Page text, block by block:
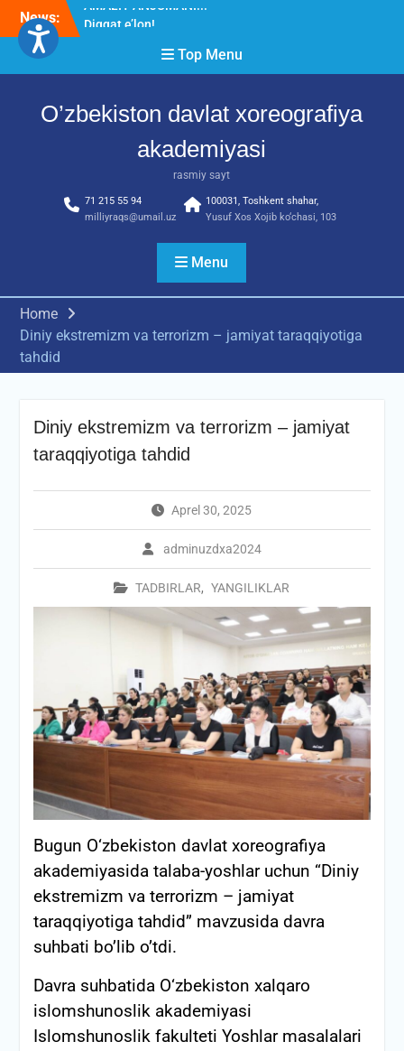
Skip
content
News:
Diqqat e’lon!
2026” tadbiri bo‘lib o‘tdi
RESPUBLIKA ILMIY-
Top Menu
O’zbekiston davlat xoreografiya
akademiyasi
rasmiy sayt
71 215 55 94
milliyraqs@umail.uz
100031, Toshkent shahar,
Yusuf Xos Xojib ko‘chasi, 103
Menu
Home
Diniy ekstremizm va terrorizm – jamiyat taraqqiyotiga
tahdid
Diniy ekstremizm va terrorizm – jamiyat
taraqqiyotiga tahdid
Aprel 30, 2025
adminuzdxa2024
TADBIRLAR, YANGILIKLAR
Bugun O‘zbekiston davlat xoreografiya
akademiyasida talaba-yoshlar uchun “Diniy
ekstremizm va terrorizm – jamiyat
taraqqiyotiga tahdid” mavzusida davra
suhbati bo’lib o’tdi.
Davra suhbatida O‘zbekiston xalqaro
islomshunoslik akademiyasi
Islomshunoslik fakulteti Yoshlar masalalari